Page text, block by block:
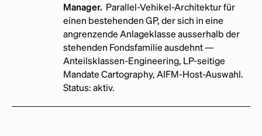
Manager. Parallel-Vehikel-Architektur für
einen bestehenden GP, der sich in eine
angrenzende Anlageklasse ausserhalb der
stehenden Fondsfamilie ausdehnt —
Anteilsklassen-Engineering, LP-seitige
Mandate Cartography, AIFM-Host-Auswahl.
Status: aktiv.